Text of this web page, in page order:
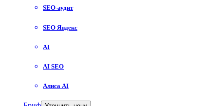
SEO-аудит
SEO Яндекс
AI
AI SEO
Алиса AI